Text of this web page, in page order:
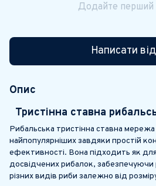
Додайте перший
Написати
Опис
Тристінна ставна
Рибальська тристінна ставна
найпопулярніших завдяки простій
ефективності. Вона підходить як
досвідчених рибалок, забезпечуючи
різних видів риби залежно від